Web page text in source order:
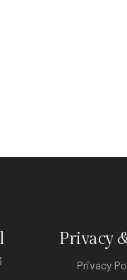
Privacy
Privacy